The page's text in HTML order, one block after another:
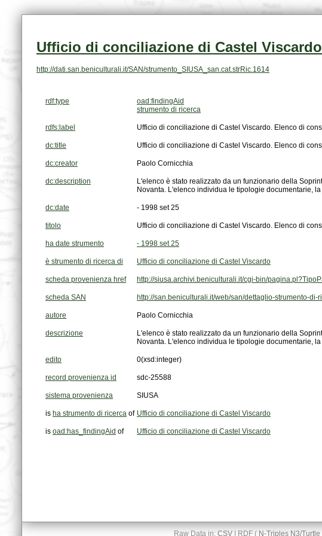
Ufficio di conciliazione di Castel
http://dati.san.beniculturali.it/SAN/strumento_SIUSA_san.cat.strRic.1614
rdf:type
oad:findingAid
strumento di ricerca
rdfs:label Ufficio di conciliazione di Castel Viscardo. Elenco di
dc:title Ufficio di conciliazione di Castel Viscardo. Elenco di
dc:creator Paolo Cornicchia
dc:description
Novanta. L'elenco individua le tipologie documentarie,
dc:date - 1998 set 25
titolo Ufficio di conciliazione di Castel Viscardo. Elenco di
ha date strumento - 1998 set 25
è strumento di ricerca di Ufficio di conciliazione di Castel Viscardo
scheda provenienza href http://siusa.archivi.beniculturali.it/cgi-bin/
scheda SAN http://san.beniculturali.it/web/san/dettaglio-strumento-di-
autore Paolo Cornicchia
descrizione
Novanta. L'elenco individua le tipologie documentarie,
edito 0(xsd:integer)
record provenienza id sdc-25588
sistema provenienza SIUSA
is ha strumento di ricerca of Ufficio di conciliazione di Castel Viscardo
is oad:has_findingAid of Ufficio di conciliazione di Castel Viscardo
Raw Data in: CSV| RDF ( N-Triples N3/Turtle